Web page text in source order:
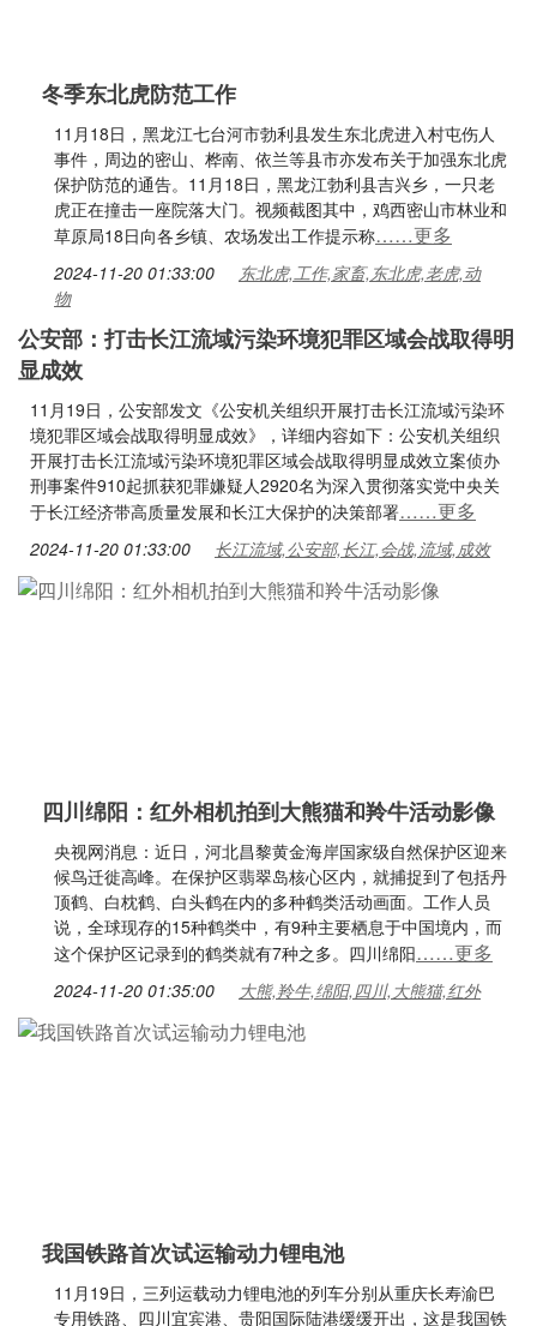
冬季东北虎防范工作
11月18日，黑龙江七台河市勃利县发生东北虎进入村屯伤人
事件，周边的密山、桦南、依兰等县市亦发布关于加强东北虎
保护防范的通告。11月18日，黑龙江勃利县吉兴乡，一只老
虎正在撞击一座院落大门。视频截图其中，鸡西密山市林业和
草原局18日向各乡镇、农场发出工作提示称……更多
2024-11-20 01:33:00
东北虎,工作,家畜,东北虎,老虎,动
物
公安部：打击长江流域污染环境犯罪区域会战取得明
显成效
11月19日，公安部发文《公安机关组织开展打击长江流域污染环
境犯罪区域会战取得明显成效》，详细内容如下：公安机关组织
开展打击长江流域污染环境犯罪区域会战取得明显成效立案侦办
刑事案件910起抓获犯罪嫌疑人2920名为深入贯彻落实党中央关
于长江经济带高质量发展和长江大保护的决策部署……更多
2024-11-20 01:33:00 长江流域,公安部,长江,会战,流域,成效
四川绵阳：红外相机拍到大熊猫和羚牛活动影像
央视网消息：近日，河北昌黎黄金海岸国家级自然保护区迎来
候鸟迁徙高峰。在保护区翡翠岛核心区内，就捕捉到了包括丹
顶鹤、白枕鹤、白头鹤在内的多种鹤类活动画面。工作人员
说，全球现存的15种鹤类中，有9种主要栖息于中国境内，而
这个保护区记录到的鹤类就有7种之多。四川绵阳……更多
2024-11-20 01:35:00 大熊,羚牛,绵阳,四川,大熊猫,红外
我国铁路首次试运输动力锂电池
11月19日，三列运载动力锂电池的列车分别从重庆长寿渝巴
专用铁路、四川宜宾港、贵阳国际陆港缓缓开出，这是我国铁